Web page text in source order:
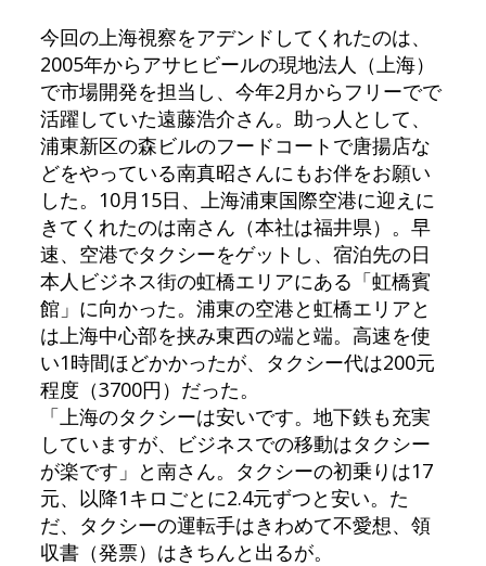
今回の上海視察をアデンドしてくれたのは、
2005年からアサヒビールの現地法人（上海）
で市場開発を担当し、今年2月からフリーでで
活躍していた遠藤浩介さん。助っ人として、
浦東新区の森ビルのフードコートで唐揚店な
どをやっている南真昭さんにもお伴をお願い
した。10月15日、上海浦東国際空港に迎えに
きてくれたのは南さん（本社は福井県）。早
速、空港でタクシーをゲットし、宿泊先の日
本人ビジネス街の虹橋エリアにある「虹橋賓
館」に向かった。浦東の空港と虹橋エリアと
は上海中心部を挟み東西の端と端。高速を使
い1時間ほどかかったが、タクシー代は200元
程度（3700円）だった。
「上海のタクシーは安いです。地下鉄も充実
していますが、ビジネスでの移動はタクシー
が楽です」と南さん。タクシーの初乗りは17
元、以降1キロごとに2.4元ずつと安い。た
だ、タクシーの運転手はきわめて不愛想、領
収書（発票）はきちんと出るが。